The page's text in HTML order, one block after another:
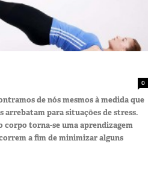
0
de nós mesmos à medida que
arrebatam para situações de stress.
corpo torna-se uma aprendizagem
a fim de minimizar alguns